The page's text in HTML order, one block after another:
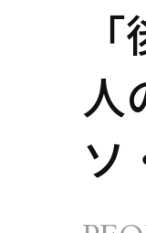
人
ソ
コ